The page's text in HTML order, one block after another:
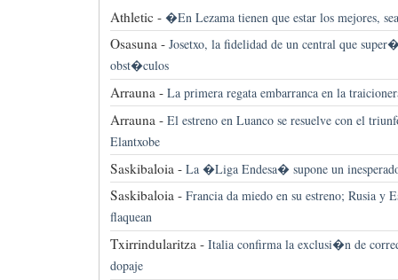
Athletic - �En Lezama tienen que estar los mejores,
Osasuna - Josetxo, la fidelidad de un central que
obst�culos
Arrauna - La primera regata embarranca en la
Arrauna - El estreno en Luanco se resuelve con el
Elantxobe
Saskibaloia - La �Liga Endesa� supone un
Saskibaloia - Francia da miedo en su estreno; Rusia y
flaquean
Txirrindularitza - Italia confirma la exclusi�n de
dopaje